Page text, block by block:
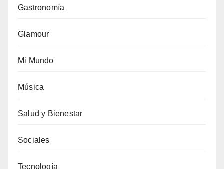
Gastronomía
Glamour
Mi Mundo
Música
Salud y Bienestar
Sociales
Tecnología